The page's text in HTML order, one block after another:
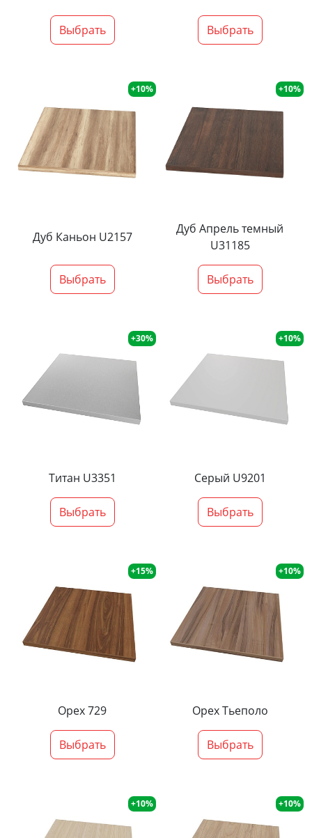
Выбрать Выбрать
+10%
Дуб Каньон U2157
Выбрать
+10%
Дуб Апрель темный
U31185
Выбрать
+30%
Титан U3351
Выбрать
+10%
Серый U9201
Выбрать
+15%
Орех 729
Выбрать
+10%
Орех Тьеполо
Выбрать
+10% +10%